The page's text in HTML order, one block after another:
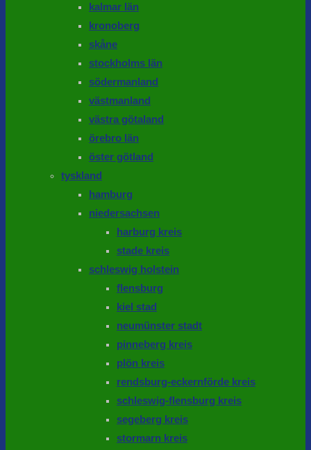
kalmar län
kronoberg
skåne
stockholms län
södermanland
västmanland
västra götaland
örebro län
öster götland
tyskland
hamburg
niedersachsen
harburg kreis
stade kreis
schleswig holstein
flensburg
kiel stad
neumünster stadt
pinneberg kreis
plön kreis
rendsburg-eckernförde kreis
schleswig-flensburg kreis
segeberg kreis
stormarn kreis